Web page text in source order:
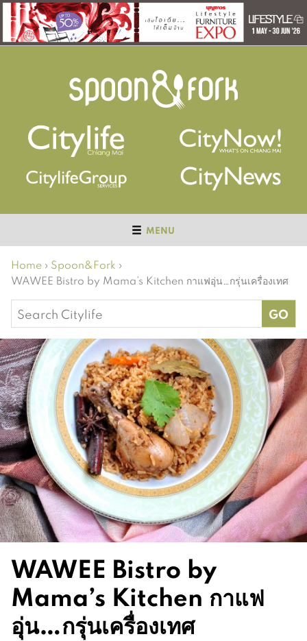
MENU
Home › Spoon&Fork ›
WAWEE Bistro by Mama’s Kitchen กาแฟอุ่น…กรุ่นเครื่องเทศ
Search
for:
WAWEE Bistro by
Mama’s Kitchen กาแฟ
อุ่น…กรุ่นเครื่องเทศ